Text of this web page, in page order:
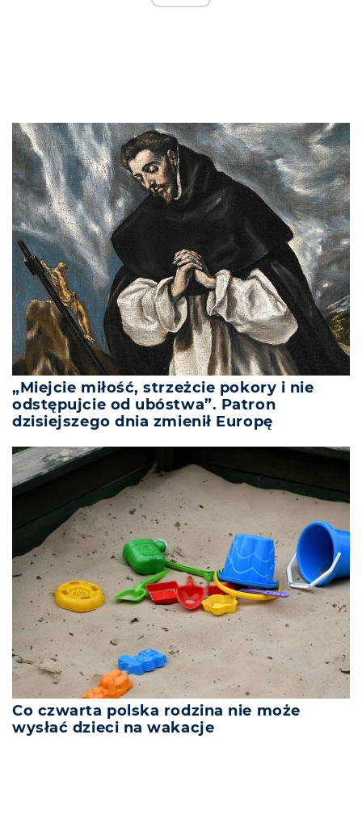
„Miejcie miłość, strzeżcie pokory i nie
odstępujcie od ubóstwa”. Patron
dzisiejszego dnia zmienił Europę
Co czwarta polska rodzina nie może
wysłać dzieci na wakacje